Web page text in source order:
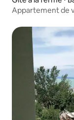
Appartement de